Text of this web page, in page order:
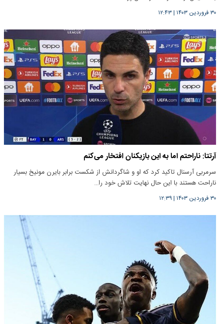
۳۰ فروردین ۱۴۰۳ |۱۲:۴۳
آرتتا: ناراحتم اما به این بازیکنان افتخار می‌کنم
سرمربی آرسنال تاکید کرد که او و شاگردانش از شکست برابر بایرن مونیخ بسیار
ناراحت هستند با این حال نهایت تلاش خود را…
۳۰ فروردین ۱۴۰۳ |۱۲:۳۹